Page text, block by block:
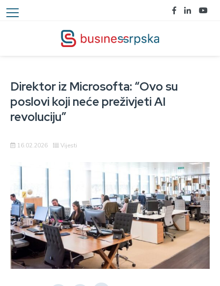
Direktor iz Microsofta: “Ovo su
poslovi koji neće preživjeti AI
revoluciju”
16.02.2026 Vijesti